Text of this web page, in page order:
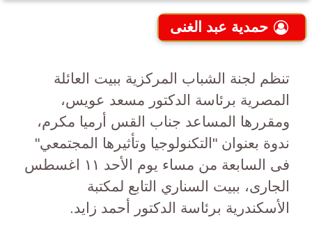
حمدية عبد الغنى
تنظم لجنة الشباب المركزية ببيت العائلة
المصرية برئاسة الدكتور مسعد عويس،
ومقررها المساعد جناب القس أرميا مكرم،
ندوة بعنوان "التكنولوجيا وتأثيرها المجتمعي"
فى السابعة من مساء يوم الأحد ١١ اغسطس
الجارى، ببيت السناري التابع لمكتبة
الأسكندرية برئاسة الدكتور أحمد زايد.